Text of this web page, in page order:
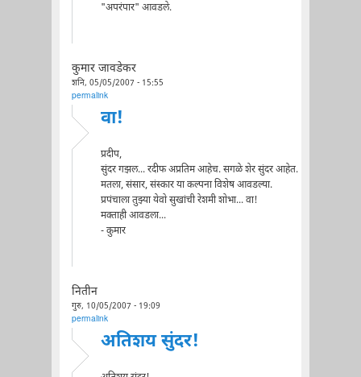
"अपरंपार" आवडले.
कुमार जावडेकर
शनि, 05/05/2007 - 15:55
permalink
वा!
प्रदीप,
सुंदर गझल... रदीफ अप्रतिम आहेच. सगळे शेर सुंदर आहेत.
मतला, संसार, संस्कार या कल्पना विशेष आवडल्या.
प्रपंचाला तुझ्या येवो सुखांची रेशमी शोभा... वा!
मक्ताही आवडला...
- कुमार
नितीन
गुरु, 10/05/2007 - 19:09
permalink
अतिशय सुंदर!